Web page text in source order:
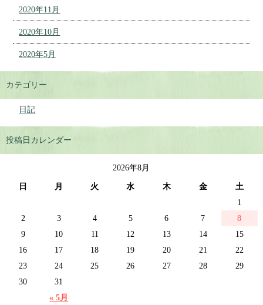
2020年11月
2020年10月
2020年5月
カテゴリー
日記
投稿日カレンダー
2026年8月
日 月 火 水 木 金 土
« 5月
1
2
3 4 5 6 7
8
9
10 11 12 13 14
15
16
17 18 19 20 21
22
23
24 25 26 27 28
29
30
31